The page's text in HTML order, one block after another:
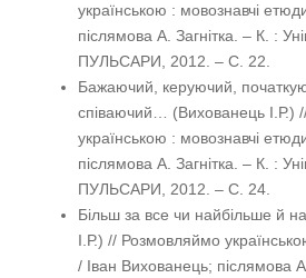
українською : мовознавчі
післямова А. Загнітка. – К. :
ПУЛЬСАРИ, 2012. – С. 22.
Бажаючий, керуючий,
співаючий… (Вихованець І.Р.)
українською : мовознавчі
післямова А. Загнітка. – К. :
ПУЛЬСАРИ, 2012. – С. 24.
Більш за все чи найбільше й
І.Р.) // Розмовляймо
/ Іван Вихованець; післямова